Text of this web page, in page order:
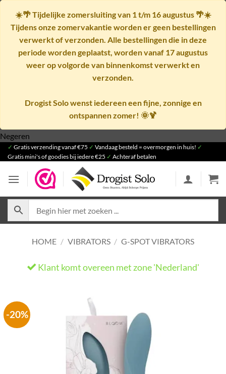
☀️🌴Tijdelijke zomersluiting van 1 t/m 16 augustus🌴☀️
Tijdens onze zomervakantie worden er geen bestellingen
verwerkt of verzonden. Alle bestellingen die in deze
periode worden geplaatst, worden vanaf 17 augustus
weer op volgorde van binnenkomst verwerkt en
verzonden.
Drogist Solo wenst iedereen een fijne, zonnige en
ontspannen zomer! 🌞🍹
Negeren
naar
inhoud
✓ Gratis verzending vanaf €75 ✓ Vandaag besteld = overmorgen in huis! ✓
Gratis mini's of goodies bij iedere €25 ✓ Achteraf betalen
HOME / VIBRATORS / G-SPOT VIBRATORS
Klant komt overeen met zone 'Nederland'
-20%